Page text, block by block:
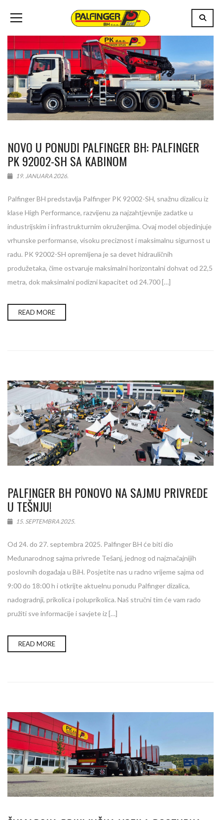
NOVO U PONUDI PALFINGER BH: PALFINGER
PK 92002-SH SA KABINOM
19. JANUARA 2026.
Palfinger BH predstavlja Palfinger PK 92002-SH, snažnu dizalicu iz
klase High Performance, razvijenu za najzahtjevnije zadatke u
industrijskim i infrastrukturnim okruženjima. Ovaj model objedinjuje
vrhunske performanse, visoku preciznost i maksimalnu sigurnost u
radu. PK 92002-SH opremljena je sa devet hidrauličnih
produžetaka, čime ostvaruje maksimalni horizontalni dohvat od 22,5
metra, dok maksimalni podizni kapacitet od 24.700 […]
READ MORE
PALFINGER BH PONOVO NA SAJMU PRIVREDE
U TEŠNJU!
15. SEPTEMBRA 2025.
Od 24. do 27. septembra 2025. Palfinger BH će biti dio
Međunarodnog sajma privrede Tešanj, jednog od najznačajnijih
poslovnih događaja u BiH. Posjetite nas u radno vrijeme sajma od
9:00 do 18:00 h i otkrijte aktuelnu ponudu Palfinger dizalica,
nadogradnji, prikolica i poluprikolica. Naš stručni tim će vam rado
pružiti sve informacije i savjete iz […]
READ MORE